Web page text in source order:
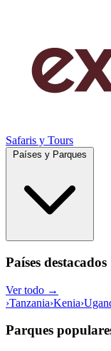
Safaris y Tours
Países destacados
Ver todo →
›Tanzania›Kenia›
Parques